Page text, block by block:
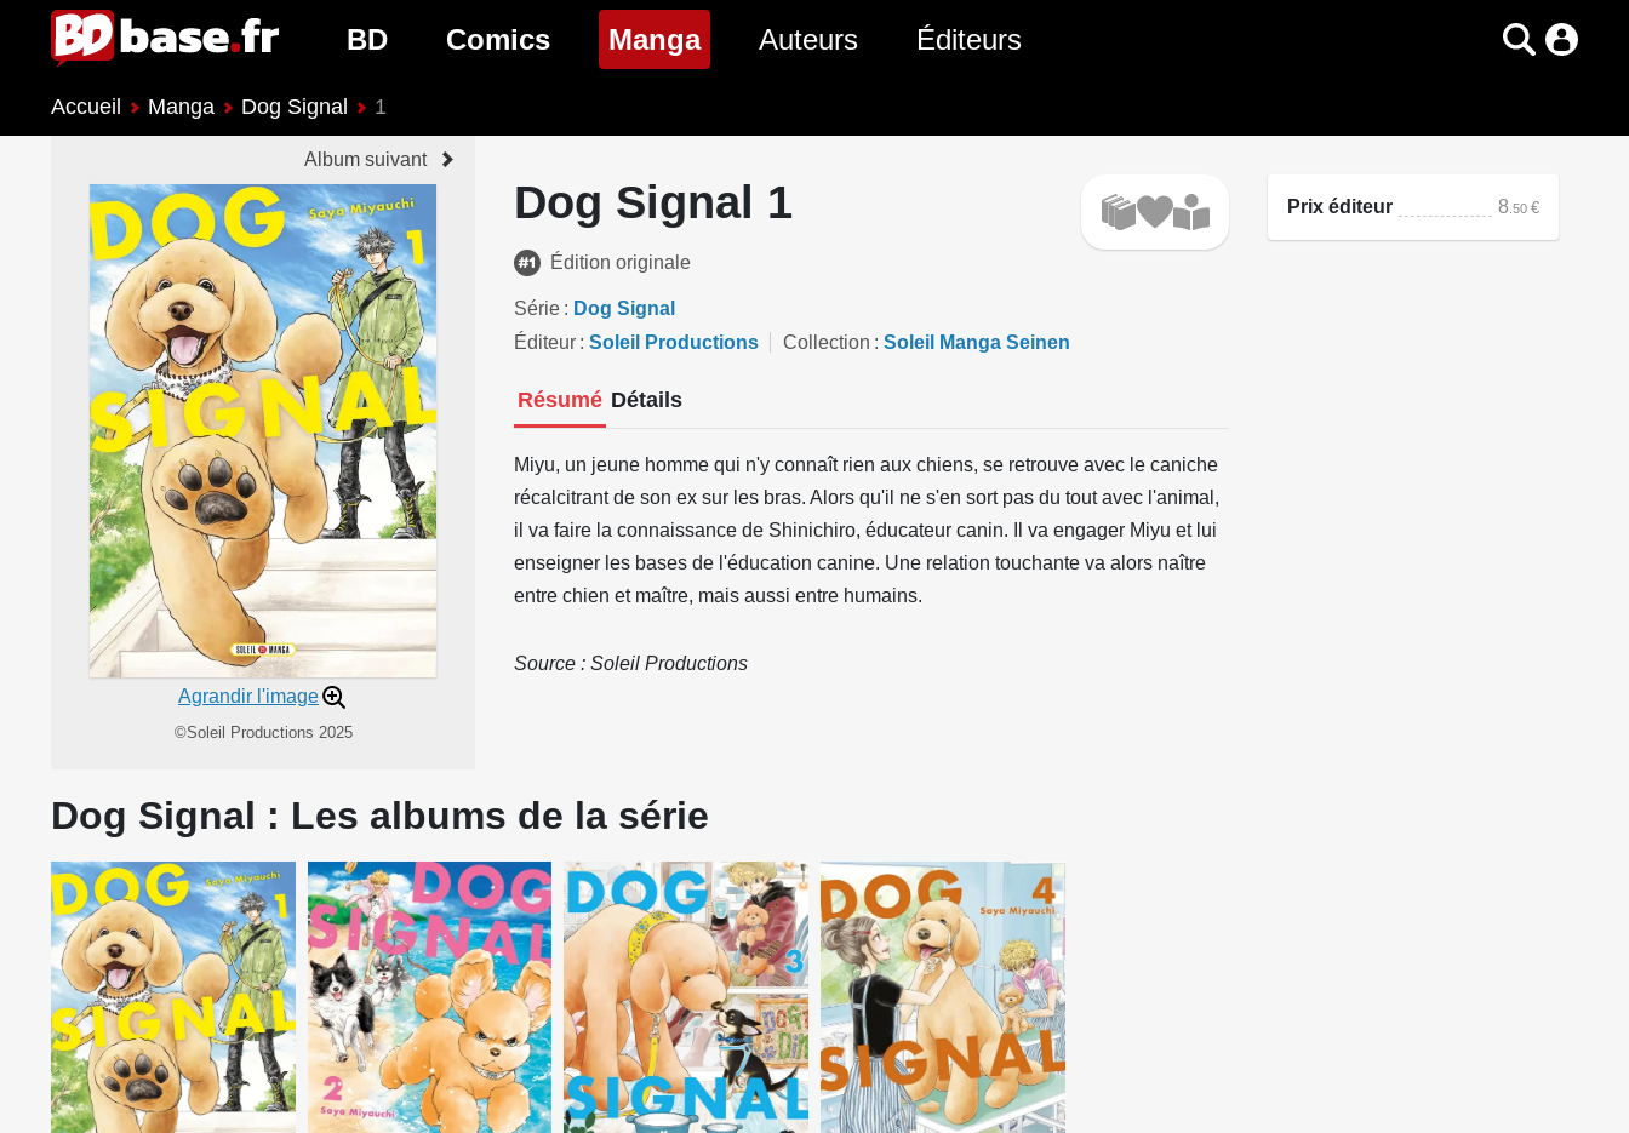
BD
Nouveautés BD
Prochaines sorties BD
Genres BD
Comics
Genres Comics
Manga(page courante)
Genres Manga
Auteurs Éditeurs
Accueil Manga Dog Signal 1
Album suivant
Agrandir l'image
©Soleil Productions 2025
Dog Signal 1
Édition originale
Série
Dog Signal
Éditeur
Soleil Productions Collection Soleil Manga Seinen
Résumé Détails
Miyu, un jeune homme qui n'y connaît rien aux chiens, se retrouve avec le caniche
récalcitrant de son ex sur les bras. Alors qu'il ne s'en sort pas du tout avec l'animal,
il va faire la connaissance de Shinichiro, éducateur canin. Il va engager Miyu et lui
enseigner les bases de l'éducation canine. Une relation touchante va alors naître
entre chien et maître, mais aussi entre humains.
Source : Soleil Productions
Prix éditeur 8 .50 €
Dog Signal : Les albums de la série